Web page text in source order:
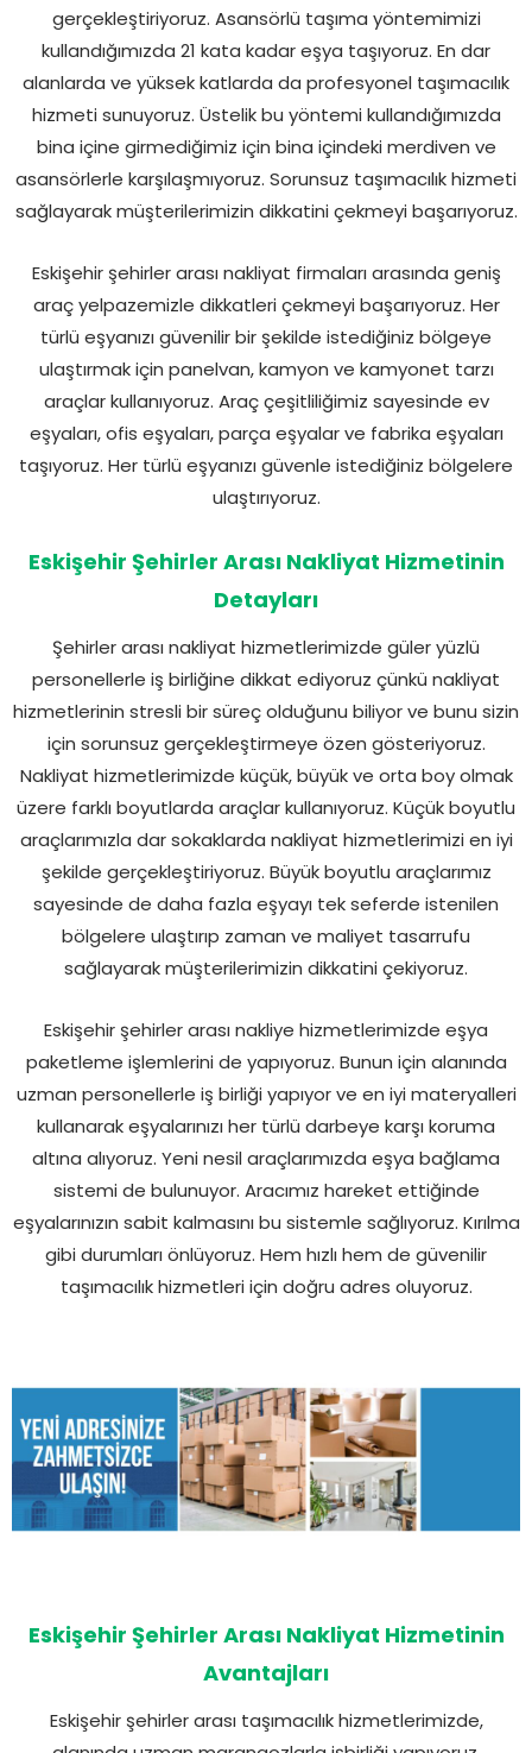
gerçekleştiriyoruz. Asansörlü taşıma yöntemimizi
kullandığımızda 21 kata kadar eşya taşıyoruz. En dar
alanlarda ve yüksek katlarda da profesyonel taşımacılık
hizmeti sunuyoruz. Üstelik bu yöntemi kullandığımızda
bina içine girmediğimiz için bina içindeki merdiven ve
asansörlerle karşılaşmıyoruz. Sorunsuz taşımacılık hizmeti
sağlayarak müşterilerimizin dikkatini çekmeyi başarıyoruz.
Eskişehir şehirler arası nakliyat firmaları arasında geniş
araç yelpazemizle dikkatleri çekmeyi başarıyoruz. Her
türlü eşyanızı güvenilir bir şekilde istediğiniz bölgeye
ulaştırmak için panelvan, kamyon ve kamyonet tarzı
araçlar kullanıyoruz. Araç çeşitliliğimiz sayesinde ev
eşyaları, ofis eşyaları, parça eşyalar ve fabrika eşyaları
taşıyoruz. Her türlü eşyanızı güvenle istediğiniz bölgelere
ulaştırıyoruz.
Eskişehir Şehirler Arası Nakliyat Hizmetinin
Detayları
Şehirler arası nakliyat hizmetlerimizde güler yüzlü
personellerle iş birliğine dikkat ediyoruz çünkü nakliyat
hizmetlerinin stresli bir süreç olduğunu biliyor ve bunu sizin
için sorunsuz gerçekleştirmeye özen gösteriyoruz.
Nakliyat hizmetlerimizde küçük, büyük ve orta boy olmak
üzere farklı boyutlarda araçlar kullanıyoruz. Küçük boyutlu
araçlarımızla dar sokaklarda nakliyat hizmetlerimizi en iyi
şekilde gerçekleştiriyoruz. Büyük boyutlu araçlarımız
sayesinde de daha fazla eşyayı tek seferde istenilen
bölgelere ulaştırıp zaman ve maliyet tasarrufu
sağlayarak müşterilerimizin dikkatini çekiyoruz.
Eskişehir şehirler arası nakliye hizmetlerimizde eşya
paketleme işlemlerini de yapıyoruz. Bunun için alanında
uzman personellerle iş birliği yapıyor ve en iyi materyalleri
kullanarak eşyalarınızı her türlü darbeye karşı koruma
altına alıyoruz. Yeni nesil araçlarımızda eşya bağlama
sistemi de bulunuyor. Aracımız hareket ettiğinde
eşyalarınızın sabit kalmasını bu sistemle sağlıyoruz. Kırılma
gibi durumları önlüyoruz. Hem hızlı hem de güvenilir
taşımacılık hizmetleri için doğru adres oluyoruz.
Eskişehir Şehirler Arası Nakliyat Hizmetinin
Avantajları
Eskişehir şehirler arası taşımacılık hizmetlerimizde,